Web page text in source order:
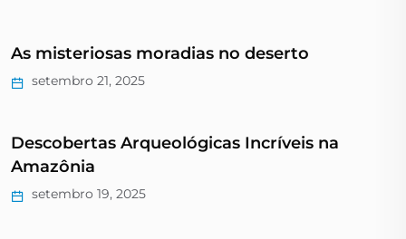
As misteriosas moradias no deserto
setembro 21, 2025
Descobertas Arqueológicas Incríveis na
Amazônia
setembro 19, 2025